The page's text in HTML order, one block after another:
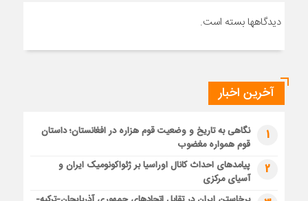
دیدگاهها بسته است.
آخرین اخبار
1
نگاهی به تاریخ و وضعیت قوم هزاره در افغانستان؛ داستان
قوم همواره مغضوب
2
پیامدهای احداث کانال اوراسیا بر ژئواکونومیک ایران و
آسیای مرکزی